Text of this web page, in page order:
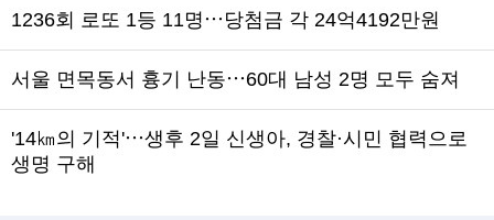
1236회 로또 1등 11명⋯당첨금 각 24억4192만원
서울 면목동서 흉기 난동⋯60대 남성 2명 모두 숨져
'14㎞의 기적'⋯생후 2일 신생아, 경찰·시민 협력으로
생명 구해